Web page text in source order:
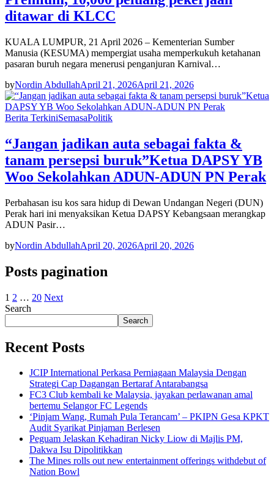
ditawar di KLCC
KUALA LUMPUR, 21 April 2026 – Kementerian Sumber
Manusia (KESUMA) mempergiat usaha memperkukuh ketahanan
pasaran buruh negara menerusi penganjuran Karnival…
byNordin AbdullahApril 21, 2026April 21, 2026
Berita TerkiniSemasaPolitik
“Jangan jadikan auta sebagai fakta &
tanam persepsi buruk”Ketua DAPSY YB
Woo Sekolahkan ADUN-ADUN PN Perak
Perbahasan isu kos sara hidup di Dewan Undangan Negeri (DUN)
Perak hari ini menyaksikan Ketua DAPSY Kebangsaan merangkap
ADUN Pasir…
byNordin AbdullahApril 20, 2026April 20, 2026
Posts pagination
1 2 … 20 Next
Search
Search
Recent Posts
JCIP International Perkasa Perniagaan Malaysia Dengan
Strategi Cap Dagangan Bertaraf Antarabangsa
FC3 Club kembali ke Malaysia, jayakan perlawanan amal
bertemu Selangor FC Legends
‘Pinjam Wang, Rumah Pula Terancam’ – PKIPN Gesa KPKT
Audit Syarikat Pinjaman Berlesen
Peguam Jelaskan Kehadiran Nicky Liow di Majlis PM,
Dakwa Isu Dipolitikkan
The Mines rolls out new entertainment offerings withdebut of
Nation Bowl